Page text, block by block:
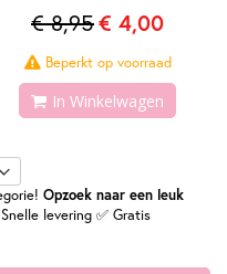
€ 8,95€ 4,00
Beperkt op voorraad
In Winkelwagen
Opzoek naar een leuk
levering ✅ Gratis